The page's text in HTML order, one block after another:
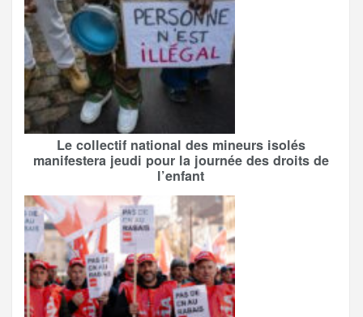
Le collectif national des mineurs isolés
manifestera jeudi pour la journée des droits de
l’enfant